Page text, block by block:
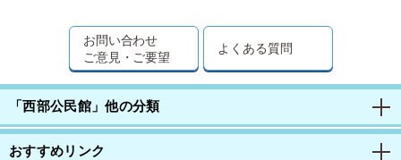
お問い合わせ
ご意見・ご要望
よくある質問
「西部公民館」他の分類
おすすめリンク